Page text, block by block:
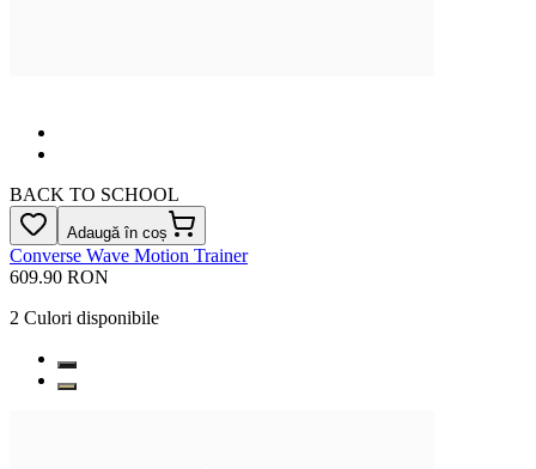
BACK TO SCHOOL
Adaugă în coș
Converse Wave Motion Trainer
609.90 RON
2 Culori disponibile